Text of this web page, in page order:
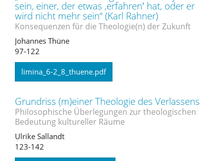
sein, einer, der etwas ,erfahrenʻ hat, oder er
wird nicht mehr sein“ (Karl Rahner)
Konsequenzen für die Theologie(n) der Zukunft
Johannes Thüne
97-122
limina_6-2_8_thuene.pdf
Grundriss (m)einer Theologie des Verlassens
Philosophische Überlegungen zur theologischen
Bedeutung kultureller Räume
Ulrike Sallandt
123-142